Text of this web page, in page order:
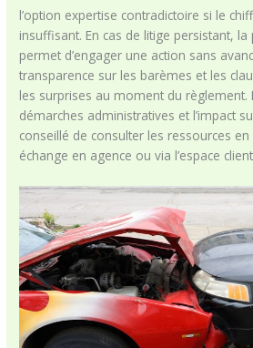
l’option expertise contradictoire si le
insuffisant. En cas de litige persistant,
permet d’engager une action sans
transparence sur les barèmes et les
les surprises au moment du
démarches administratives et l’impact
conseillé de consulter les ressources en
échange en agence ou via l’espace